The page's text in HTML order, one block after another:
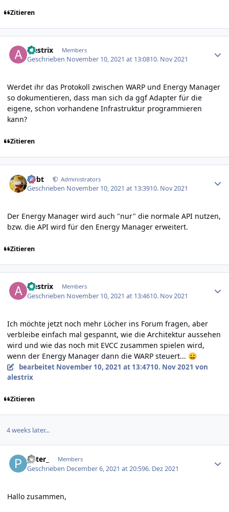
Zitieren
alestrix Members
Geschrieben November 10, 2021 at 13:0810. Nov 2021
Werdet ihr das Protokoll zwischen WARP und Energy Manager
so dokumentieren, dass man sich da ggf Adapter für die
eigene, schon vorhandene Infrastruktur programmieren
kann?
Zitieren
rtrbt Administrators
Geschrieben November 10, 2021 at 13:3910. Nov 2021
Der Energy Manager wird auch "nur" die normale API nutzen,
bzw. die API wird für den Energy Manager erweitert.
Zitieren
alestrix Members
Geschrieben November 10, 2021 at 13:4610. Nov 2021
Ich möchte jetzt noch mehr Löcher ins Forum fragen, aber
verbleibe einfach mal gespannt, wie die Architektur aussehen
wird und wie das noch mit EVCC zusammen spielen wird,
wenn der Energy Manager dann die WARP steuert... 😀
bearbeitet November 10, 2021 at 13:4710. Nov 2021 von
alestrix
Zitieren
4 weeks later...
peter_ Members
Geschrieben December 6, 2021 at 20:596. Dez 2021
Hallo zusammen,